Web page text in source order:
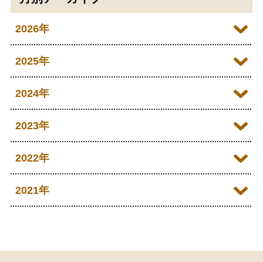
2026年
2026年07月
2026年05月
2025年
2025年09月
2024年
2024年10月
2024年07月
2023年
2023年11月
2023年09月
2022年
2022年12月
2021年